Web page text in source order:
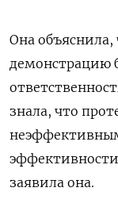
Она объяснила,
демонстрацию
знала, что
заявила она.